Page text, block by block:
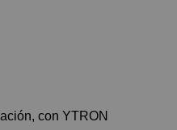
con YTRON